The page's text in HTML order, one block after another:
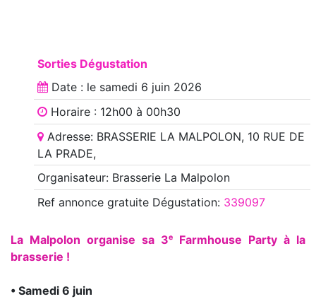
Sorties Dégustation
Date : le samedi 6 juin 2026
Horaire : 12h00 à 00h30
Adresse: BRASSERIE LA MALPOLON, 10 RUE DE
LA PRADE,
Organisateur: Brasserie La Malpolon
Ref annoncegratuite Dégustation: 339097
La Malpolon organise sa 3ᵉ Farmhouse Party à la
brasserie !
• Samedi 6 juin